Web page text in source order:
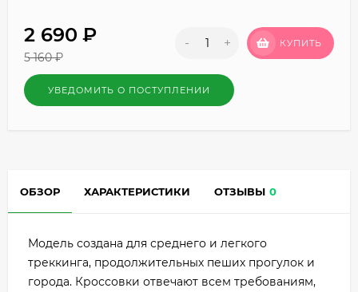
2 690 ₽
5 160 ₽
- + КУПИТЬ
УВЕДОМИТЬ О ПОСТУПЛЕНИИ
ОБЗОР ХАРАКТЕРИСТИКИ ОТЗЫВЫ 0
Модель создана для среднего и легкого
треккинга, продолжительных пеших прогулок и
города. Кроссовки отвечают всем требованиям,